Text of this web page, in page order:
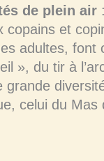
de plein air :
copains et
adultes,
», du tir à
celui du